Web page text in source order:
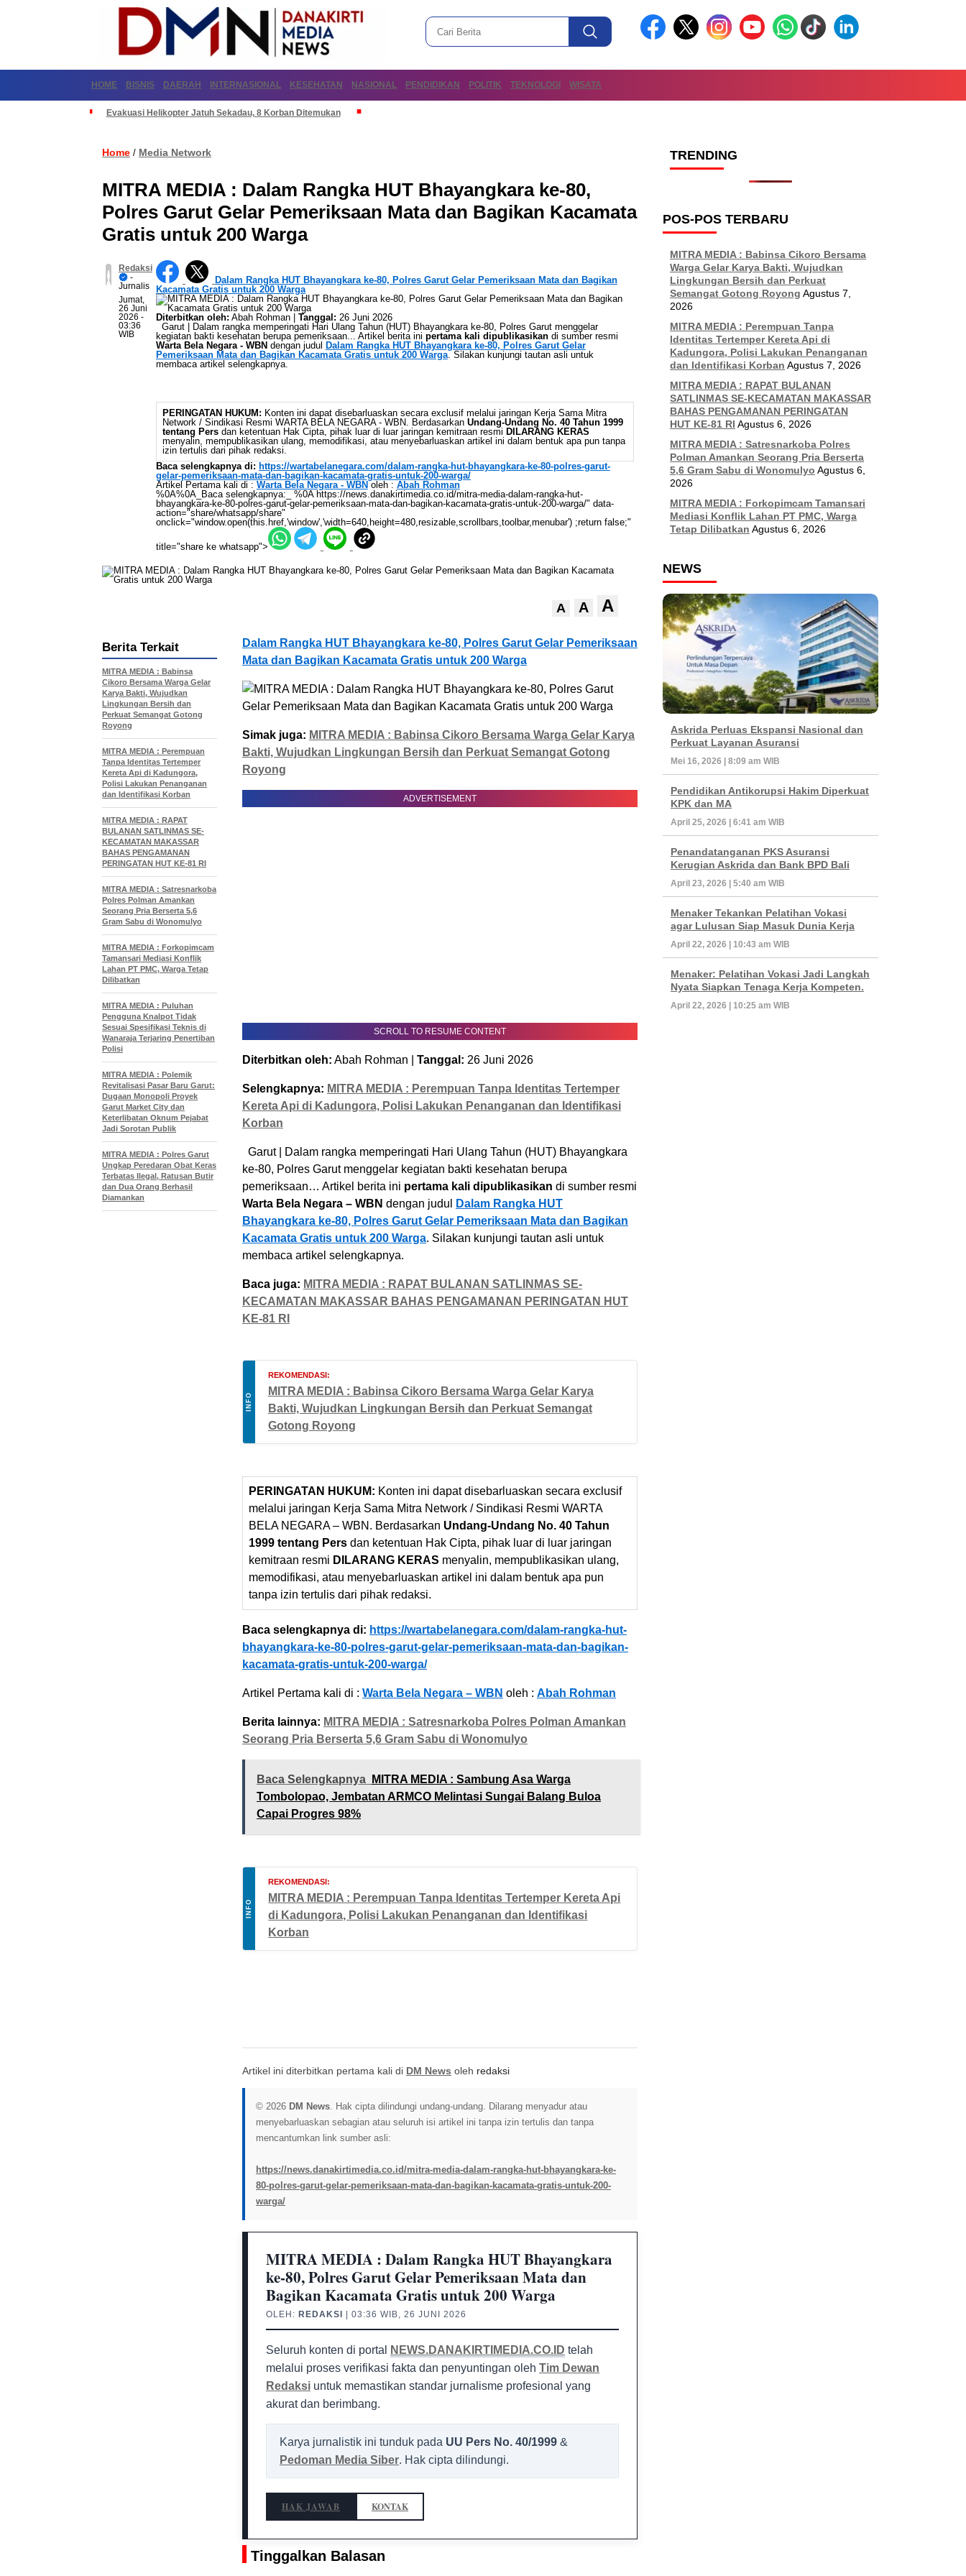
HOME BISNIS DAERAH INTERNASIONAL KESEHATAN NASIONAL PENDIDIKAN POLITIK TEKNOLOGI WISATA
Evakuasi Helikopter Jatuh Sekadau, 8 Korban Ditemukan
Home / Media Network
MITRA MEDIA : Dalam Rangka HUT Bhayangkara ke-80,
Polres Garut Gelar Pemeriksaan Mata dan Bagikan Kacamata
Gratis untuk 200 Warga
Redaksi
-
Jurnalis
Jumat,
26 Juni
2026 -
03:36
WIB
Dalam Rangka HUT Bhayangkara ke-80, Polres Garut Gelar Pemeriksaan Mata dan Bagikan
Kacamata Gratis untuk 200 Warga
Diterbitkan oleh: Abah Rohman | Tanggal: 26 Juni 2026
Garut | Dalam rangka memperingati Hari Ulang Tahun (HUT) Bhayangkara ke-80, Polres Garut menggelar
kegiatan bakti kesehatan berupa pemeriksaan... Artikel berita ini pertama kali dipublikasikandi sumber resmi
Warta Bela Negara - WBN dengan judul Dalam Rangka HUT Bhayangkara ke-80, Polres Garut Gelar
Pemeriksaan Mata dan Bagikan Kacamata Gratis untuk 200 Warga. Silakan kunjungi tautan asli untuk
membaca artikel selengkapnya.
PERINGATAN HUKUM: Konten ini dapat disebarluaskan secara exclusif melalui jaringan Kerja Sama Mitra
Network / Sindikasi Resmi WARTA BELA NEGARA - WBN. Berdasarkan Undang-Undang No. 40 Tahun 1999
tentang Persdan ketentuan Hak Cipta, pihak luar di luar jaringan kemitraan resmi DILARANG KERAS
menyalin, mempublikasikan ulang, memodifikasi, atau menyebarluaskan artikel ini dalam bentuk apa pun tanpa
izin tertulis dari pihak redaksi.
Baca selengkapnya di: https://wartabelanegara.com/dalam-rangka-hut-bhayangkara-ke-80-polres-garut-
gelar-pemeriksaan-mata-dan-bagikan-kacamata-gratis-untuk-200-warga/
Artikel Pertama kali di : Warta Bela Negara - WBN oleh : Abah Rohman
%0A%0A_Baca selengkapnya:_ %0A https://news.danakirtimedia.co.id/mitra-media-dalam-rangka-hut-
bhayangkara-ke-80-polres-garut-gelar-pemeriksaan-mata-dan-bagikan-kacamata-gratis-untuk-200-warga/" data-
action="share/whatsapp/share"
onclick="window.open(this.href,'window','width=640,height=480,resizable,scrollbars,toolbar,menubar') ;return false;"
title="share ke whatsapp">
A A A
Dalam Rangka HUT Bhayangkara ke-80, Polres Garut Gelar Pemeriksaan
Mata dan Bagikan Kacamata Gratis untuk 200 Warga
Simak juga: MITRA MEDIA : Babinsa Cikoro Bersama Warga Gelar Karya
Bakti, Wujudkan Lingkungan Bersih dan Perkuat Semangat Gotong
Royong
ADVERTISEMENT
SCROLL TO RESUME CONTENT
Diterbitkan oleh: Abah Rohman | Tanggal: 26 Juni 2026
Selengkapnya: MITRA MEDIA : Perempuan Tanpa Identitas Tertemper
Kereta Api di Kadungora, Polisi Lakukan Penanganan dan Identifikasi
Korban
Garut | Dalam rangka memperingati Hari Ulang Tahun (HUT) Bhayangkara
ke-80, Polres Garut menggelar kegiatan bakti kesehatan berupa
pemeriksaan… Artikel berita ini pertama kali dipublikasikan di sumber resmi
Warta Bela Negara – WBN dengan judul
Dalam Rangka HUT
Bhayangkara ke-80, Polres Garut Gelar Pemeriksaan Mata dan Bagikan
Kacamata Gratis untuk 200 Warga. Silakan kunjungi tautan asli untuk
membaca artikel selengkapnya.
Baca juga: MITRA MEDIA : RAPAT BULANAN SATLINMAS SE-
KECAMATAN MAKASSAR BAHAS PENGAMANAN PERINGATAN HUT
KE-81 RI
INFO
REKOMENDASI:
MITRA MEDIA : Babinsa Cikoro Bersama Warga Gelar Karya
Bakti, Wujudkan Lingkungan Bersih dan Perkuat Semangat
Gotong Royong
PERINGATAN HUKUM: Konten ini dapat disebarluaskan secara exclusif
melalui jaringan Kerja Sama Mitra Network / Sindikasi Resmi WARTA
BELA NEGARA – WBN. Berdasarkan Undang-Undang No. 40 Tahun
1999 tentang Pers dan ketentuan Hak Cipta, pihak luar di luar jaringan
kemitraan resmi DILARANG KERAS menyalin, mempublikasikan ulang,
memodifikasi, atau menyebarluaskan artikel ini dalam bentuk apa pun
tanpa izin tertulis dari pihak redaksi.
Baca selengkapnya di: https://wartabelanegara.com/dalam-rangka-hut-
bhayangkara-ke-80-polres-garut-gelar-pemeriksaan-mata-dan-bagikan-
kacamata-gratis-untuk-200-warga/
Artikel Pertama kali di : Warta Bela Negara – WBN oleh : Abah Rohman
Berita lainnya: MITRA MEDIA : Satresnarkoba Polres Polman Amankan
Seorang Pria Berserta 5,6 Gram Sabu di Wonomulyo
Baca Selengkapnya
MITRA MEDIA : Sambung Asa Warga
Tombolopao, Jembatan ARMCO Melintasi Sungai Balang Buloa
Capai Progres 98%
INFO
REKOMENDASI:
MITRA MEDIA : Perempuan Tanpa Identitas Tertemper Kereta Api
di Kadungora, Polisi Lakukan Penanganan dan Identifikasi
Korban
Artikel ini diterbitkan pertama kali di DM News oleh redaksi
© 2026 DM News. Hak cipta dilindungi undang-undang. Dilarang menyadur atau
menyebarluaskan sebagian atau seluruh isi artikel ini tanpa izin tertulis dan tanpa
mencantumkan link sumber asli:
https://news.danakirtimedia.co.id/mitra-media-dalam-rangka-hut-bhayangkara-ke-
80-polres-garut-gelar-pemeriksaan-mata-dan-bagikan-kacamata-gratis-untuk-200-
warga/
MITRA MEDIA : Dalam Rangka HUT Bhayangkara
ke-80, Polres Garut Gelar Pemeriksaan Mata dan
Bagikan Kacamata Gratis untuk 200 Warga
OLEH: REDAKSI | 03:36 WIB, 26 JUNI 2026
Seluruh konten di portal NEWS.DANAKIRTIMEDIA.CO.ID telah
melalui proses verifikasi fakta dan penyuntingan oleh Tim Dewan
Redaksi untuk memastikan standar jurnalisme profesional yang
akurat dan berimbang.
Karya jurnalistik ini tunduk pada UU Pers No. 40/1999 &
Pedoman Media Siber. Hak cipta dilindungi.
HAK JAWAB KONTAK
Tinggalkan Balasan
Berita Terkait
MITRA MEDIA : Babinsa
Cikoro Bersama Warga Gelar
Karya Bakti, Wujudkan
Lingkungan Bersih dan
Perkuat Semangat Gotong
Royong
MITRA MEDIA : Perempuan
Tanpa Identitas Tertemper
Kereta Api di Kadungora,
Polisi Lakukan Penanganan
dan Identifikasi Korban
MITRA MEDIA : RAPAT
BULANAN SATLINMAS SE-
KECAMATAN MAKASSAR
BAHAS PENGAMANAN
PERINGATAN HUT KE-81 RI
MITRA MEDIA : Satresnarkoba
Polres Polman Amankan
Seorang Pria Berserta 5,6
Gram Sabu di Wonomulyo
MITRA MEDIA : Forkopimcam
Tamansari Mediasi Konflik
Lahan PT PMC, Warga Tetap
Dilibatkan
MITRA MEDIA : Puluhan
Pengguna Knalpot Tidak
Sesuai Spesifikasi Teknis di
Wanaraja Terjaring Penertiban
Polisi
MITRA MEDIA : Polemik
Revitalisasi Pasar Baru Garut:
Dugaan Monopoli Proyek
Garut Market City dan
Keterlibatan Oknum Pejabat
Jadi Sorotan Publik
MITRA MEDIA : Polres Garut
Ungkap Peredaran Obat Keras
Terbatas Ilegal, Ratusan Butir
dan Dua Orang Berhasil
Diamankan
TRENDING
POS-POS TERBARU
MITRA MEDIA : Babinsa Cikoro Bersama
Warga Gelar Karya Bakti, Wujudkan
Lingkungan Bersih dan Perkuat
Semangat Gotong Royong Agustus 7,
2026
MITRA MEDIA : Perempuan Tanpa
Identitas Tertemper Kereta Api di
Kadungora, Polisi Lakukan Penanganan
dan Identifikasi Korban Agustus 7, 2026
MITRA MEDIA : RAPAT BULANAN
SATLINMAS SE-KECAMATAN MAKASSAR
BAHAS PENGAMANAN PERINGATAN
HUT KE-81 RI Agustus 6, 2026
MITRA MEDIA : Satresnarkoba Polres
Polman Amankan Seorang Pria Berserta
5,6 Gram Sabu di Wonomulyo Agustus 6,
2026
MITRA MEDIA : Forkopimcam Tamansari
Mediasi Konflik Lahan PT PMC, Warga
Tetap Dilibatkan Agustus 6, 2026
NEWS
Askrida Perluas Ekspansi Nasional dan
Perkuat Layanan Asuransi
Mei 16, 2026 | 8:09 am WIB
Pendidikan Antikorupsi Hakim Diperkuat
KPK dan MA
April 25, 2026 | 6:41 am WIB
Penandatanganan PKS Asuransi
Kerugian Askrida dan Bank BPD Bali
April 23, 2026 | 5:40 am WIB
Menaker Tekankan Pelatihan Vokasi
agar Lulusan Siap Masuk Dunia Kerja
April 22, 2026 | 10:43 am WIB
Menaker: Pelatihan Vokasi Jadi Langkah
Nyata Siapkan Tenaga Kerja Kompeten.
April 22, 2026 | 10:25 am WIB